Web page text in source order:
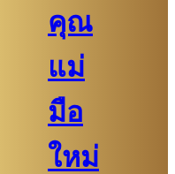
คุณ
แม่
มือ
ใหม่